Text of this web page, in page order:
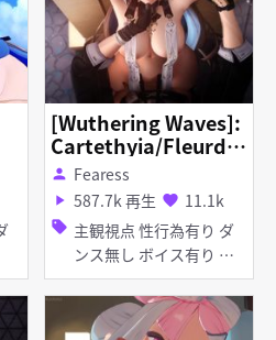
[Wuthering Waves]:
Cartethyia/Fleurdel
ys Sex~ 💕
person Fearess
play_arrow 587.7k 再生 favorite 11.1k
sell 主観視点 性行為有り ダ
ンス無し ボイス有り 淫
乱 種付けプレス 手コキ